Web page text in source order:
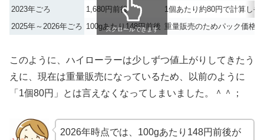
2023年ごろ
1,680円前後
1個あたり約80円で計算しや
2025年～2026年ごろ 100gあたり148円前後 重量販売のためパック価格
スクロールできます
このように、ハイローラーは少しずつ値上がりしてきたう
えに、現在は重量販売になっているため、以前のように
「1個80円」とは言えなくなってしまいました。＾＾；
2026年時点では、100gあたり148円前後が